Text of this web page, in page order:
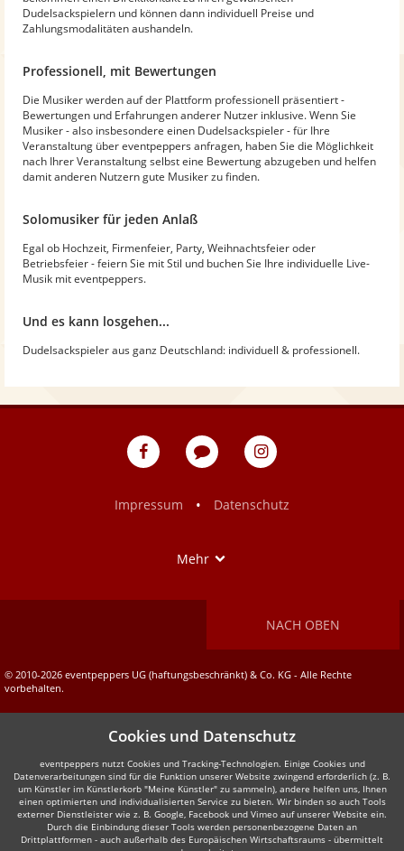
Dudelsackspielern und können dann individuell Preise und
Zahlungsmodalitäten aushandeln.
Professionell, mit Bewertungen
Die Musiker werden auf der Plattform professionell präsentiert -
Bewertungen und Erfahrungen anderer Nutzer inklusive. Wenn Sie
Musiker - also insbesondere einen Dudelsackspieler - für Ihre
Veranstaltung über eventpeppers anfragen, haben Sie die Möglichkeit
nach Ihrer Veranstaltung selbst eine Bewertung abzugeben und helfen
damit anderen Nutzern gute Musiker zu finden.
Solomusiker für jeden Anlaß
Egal ob Hochzeit, Firmenfeier, Party, Weihnachtsfeier oder
Betriebsfeier - feiern Sie mit Stil und buchen Sie Ihre individuelle Live-
Musik mit eventpeppers.
Und es kann losgehen...
Dudelsackspieler aus ganz Deutschland: individuell & professionell.
eventpeppers
Blog
eventpeppers
Impressum
• Datenschutz
Mehr
NACH OBEN
© 2010-2026 eventpeppers UG (haftungsbeschränkt) & Co. KG - Alle Rechte
vorbehalten.
Cookies und Datenschutz
eventpeppers nutzt Cookies und Tracking-Technologien. Einige Cookies und
Datenverarbeitungen sind für die Funktion unserer Website zwingend erforderlich (z. B.
um Künstler im Künstlerkorb "Meine Künstler" zu sammeln), andere helfen uns, Ihnen
einen optimierten und individualisierten Service zu bieten. Wir binden so auch Tools
externer Dienstleister wie z. B. Google, Facebook und Vimeo auf unserer Website ein.
Durch die Einbindung dieser Tools werden personenbezogene Daten an
Drittplattformen - auch außerhalb des Europäischen Wirtschaftsraums - übermittelt